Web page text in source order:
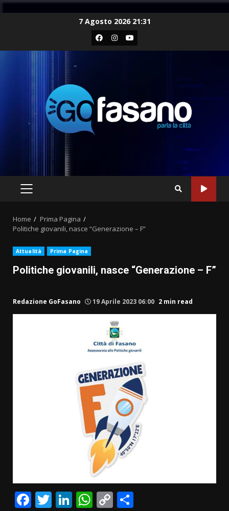
7 Agosto 2026 21:31
Facebook
Instagram
Youtube
PRIMARY
Home
Prima Pagina
Politiche giovanili, nasce “Generazione – F”
Attualità Prima Pagina
Politiche giovanili, nasce “Generazione – F”
Redazione GoFasano 19 Aprile 2023 06:00 2 min read
Facebook
Twitter
LinkedIn
WhatsApp
Copy